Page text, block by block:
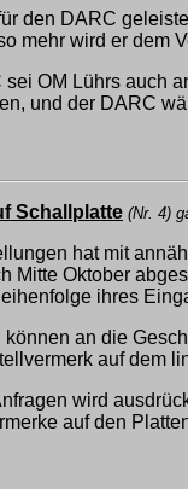
den DARC
mehr wird er dem
sei OM Lührs auch
und der DARC
Schallplatte (Nr. 4)
hat mit
Mitte Oktober
ihres
an die
auf dem
wird
auf den